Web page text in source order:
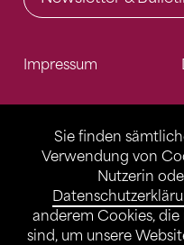
Sie finden
Verwendung von
Nutzerin
anderem Cookies,
sind, um unsere
Impressum